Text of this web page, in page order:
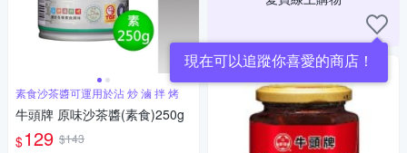
素食沙茶醬可運用於沾 炒 滷 拌 烤
牛頭牌 原味沙茶醬(素食)250g
$129 $143
現在可以追蹤你喜愛的商店！